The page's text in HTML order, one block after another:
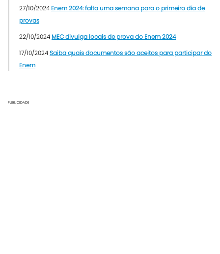
27/10/2024 Enem 2024: falta uma semana para o primeiro dia de
provas
22/10/2024 MEC divulga locais de prova do Enem 2024
17/10/2024Saiba quais documentos são aceitos para participar do
Enem
PUBLICIDADE